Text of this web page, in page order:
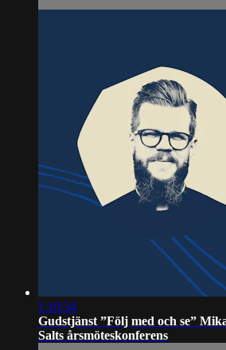
1:10:34
Gudstjänst ”Följ med och se”
Salts årsmöteskonferens